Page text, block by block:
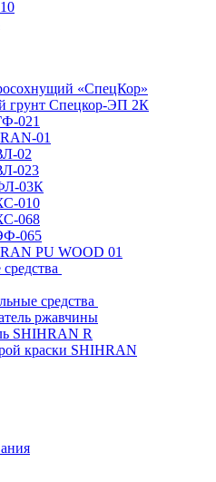
«СпецКор»
грунт Спецкор-ЭП 2К
021
01
02
023
03К
010
068
065
PU WOOD 01
средства
ржавчины
SHIHRAN R
краски SHIHRAN